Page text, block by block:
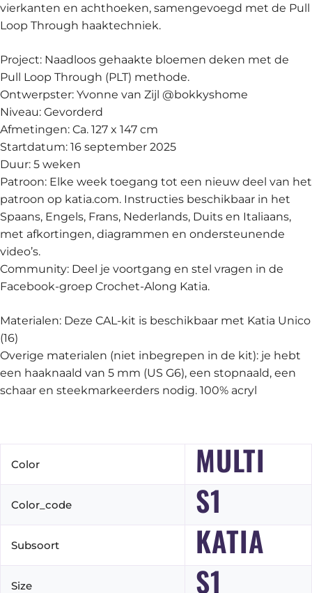
vierkanten en achthoeken, samengevoegd met de Pull
Loop Through haaktechniek.
Project: Naadloos gehaakte bloemen deken met de
Pull Loop Through (PLT) methode.
Ontwerpster: Yvonne van Zijl @bokkyshome
Niveau: Gevorderd
Afmetingen: Ca. 127 x 147 cm
Startdatum: 16 september 2025
Duur: 5 weken
Patroon: Elke week toegang tot een nieuw deel van het
patroon op katia.com. Instructies beschikbaar in het
Spaans, Engels, Frans, Nederlands, Duits en Italiaans,
met afkortingen, diagrammen en ondersteunende
video’s.
Community: Deel je voortgang en stel vragen in de
Facebook-groep Crochet-Along Katia.
Materialen: Deze CAL-kit is beschikbaar met Katia Unico
(16)
Overige materialen (niet inbegrepen in de kit): je hebt
een haaknaald van 5 mm (US G6), een stopnaald, een
schaar en steekmarkeerders nodig. 100% acryl
Color MULTI
Color_code S1
Subsoort KATIA
Size S1